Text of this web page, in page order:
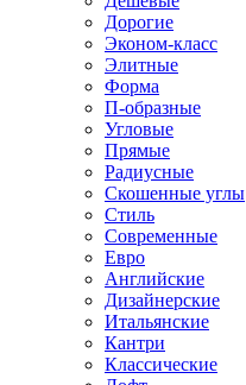
Дорогие
Эконом-класс
Элитные
Форма
П-образные
Угловые
Прямые
Радиусные
Скошенные углы
Стиль
Современные
Евро
Английские
Дизайнерские
Итальянские
Кантри
Классические